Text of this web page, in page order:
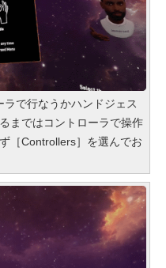
で行なうかハンドジェス
まではコントローラで操作
［Controllers］を選んでお